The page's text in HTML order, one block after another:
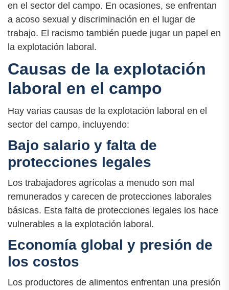
en el sector del campo. En ocasiones, se enfrentan
a acoso sexual y discriminación en el lugar de
trabajo. El racismo también puede jugar un papel en
la explotación laboral.
Causas de la explotación
laboral en el campo
Hay varias causas de la explotación laboral en el
sector del campo, incluyendo:
Bajo salario y falta de
protecciones legales
Los trabajadores agrícolas a menudo son mal
remunerados y carecen de protecciones laborales
básicas. Esta falta de protecciones legales los hace
vulnerables a la explotación laboral.
Economía global y presión de
los costos
Los productores de alimentos enfrentan una presión